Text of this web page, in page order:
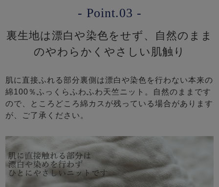
- Point.03 -
裏生地は漂白や染色をせず、自然のまま
のやわらかくやさしい肌触り
肌に直接ふれる部分裏側は漂白や染色を行わない本来の
綿100％ふっくらふわふわ天竺ニット。自然のままです
ので、ところどころ綿カスが残っている場合があります
が、ご了承ください。